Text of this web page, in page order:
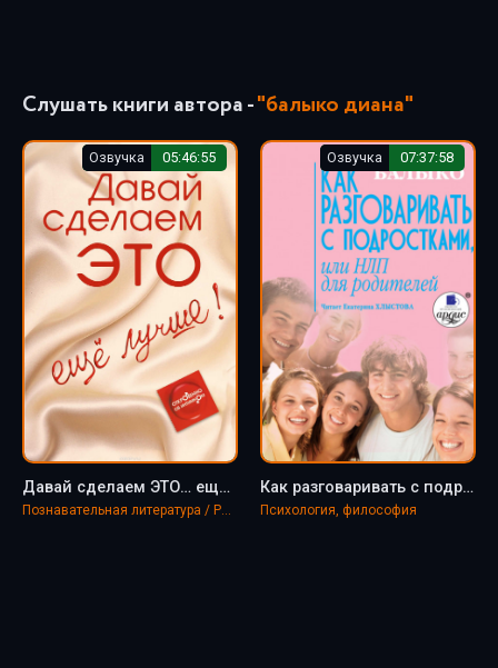
Слушать книги автора -"балыко диана"
Озвучка 05:46:55
Давай сделаем ЭТО… ещё лучше! Откровенно об интимном - Диана Балыко
Познавательная литература / Разное
Озвучка 07:37:58
Как разговаривать с подростками, или НЛП для родителей - Диана Балыко
Психология, философия